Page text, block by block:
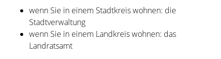
wenn Sie in einem Stadtkreis wohnen: die
Stadtverwaltung
wenn Sie in einem Landkreis wohnen: das
Landratsamt